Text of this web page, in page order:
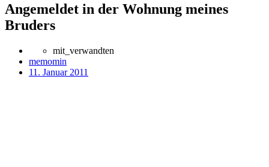
Angemeldet in der Wohnung meines
Bruders
mit_verwandten
memomin
11. Januar 2011